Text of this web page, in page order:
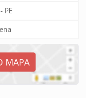
PE
MAPA